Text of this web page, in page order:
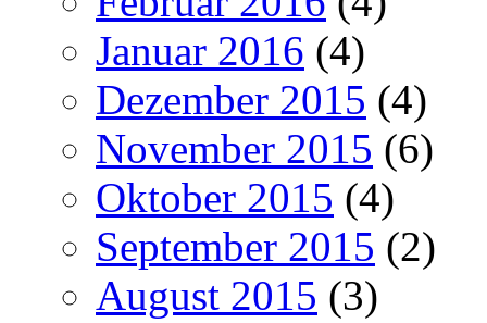
Januar 2016 (4)
Dezember 2015 (4)
November 2015 (6)
Oktober 2015 (4)
September 2015 (2)
August 2015 (3)